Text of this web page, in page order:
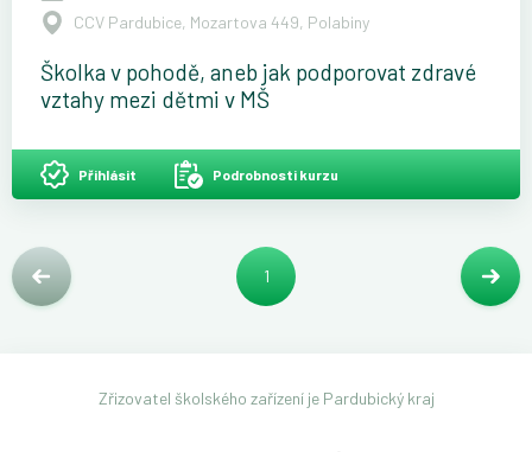
CCV Pardubice, Mozartova 449, Polabiny
Školka v pohodě, aneb jak podporovat zdravé
vztahy mezi dětmi v MŠ
Přihlásit Podrobnosti kurzu
1
Zřizovatel školského zařízení je Pardubický kraj